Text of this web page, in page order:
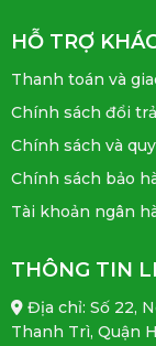
HỖ TRỢ
Thanh toán và
Chính sách đổi
Chính sách và
Chính sách bảo
Tài khoản ngân
THÔNG TIN
Địa chỉ: Số 22,
Thanh Trì, Quận